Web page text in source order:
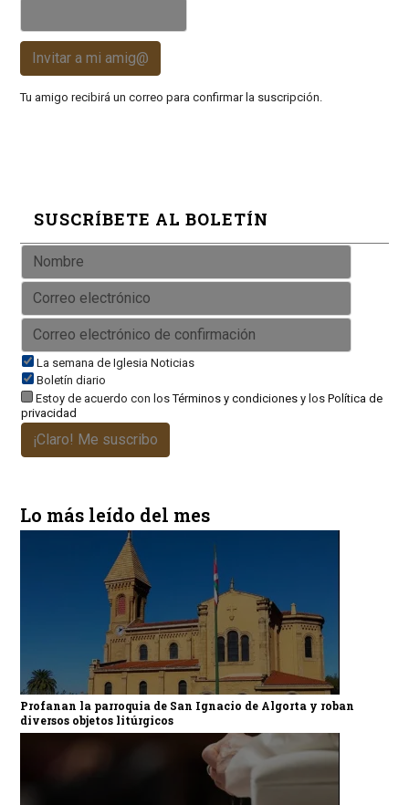
Invitar a mi amig@
Tu amigo recibirá un correo para confirmar la suscripción.
SUSCRÍBETE AL BOLETÍN
La semana de Iglesia Noticias
Boletín diario
Estoy de acuerdo con losTérminos y condicionesy los Política de
privacidad
¡Claro! Me suscribo
Lo más leído del mes
Profanan la parroquia de San Ignacio de Algorta y roban
diversos objetos litúrgicos